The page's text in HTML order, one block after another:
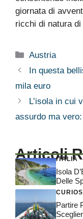
giornata di
ricchi di natura
Categorie
Austria
In questa
mila euro
L’isola in cui
assurdo ma
ArticoliITALIA
Isola
Delle
Partire